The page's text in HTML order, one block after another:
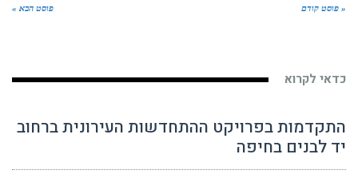
« פוסט קודם פוסט הבא »
כדאי לקרוא
התקדמות בפרויקט ההתחדשות העירונית ברחוב
יד לבנים בחיפה